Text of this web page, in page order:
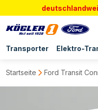
Transporter Elektro-
Startseite Ford Transit